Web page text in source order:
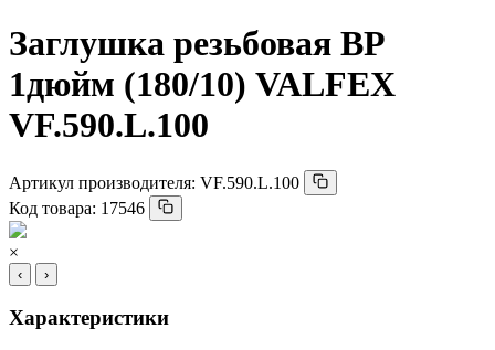
Заглушка резьбовая ВР
1дюйм (180/10) VALFEX
VF.590.L.100
Артикул производителя: VF.590.L.100
Код товара: 17546
×
‹ ›
Характеристики